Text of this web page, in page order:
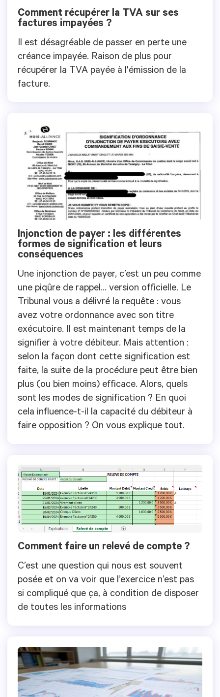
Comment récupérer la TVA sur ses
factures impayées ?
Il est désagréable de passer en perte une
créance impayée. Raison de plus pour
récupérer la TVA payée à l'émission de la
facture.
Injonction de payer : les différentes
formes de signification et leurs
conséquences
Une injonction de payer, c’est un peu comme
une piqûre de rappel… version officielle. Le
Tribunal vous a délivré la requête : vous
avez votre ordonnance avec son titre
exécutoire. Il est maintenant temps de la
signifier à votre débiteur. Mais attention :
selon la façon dont cette signification est
faite, la suite de la procédure peut être bien
plus (ou bien moins) efficace. Alors, quels
sont les modes de signification ? En quoi
cela influence-t-il la capacité du débiteur à
faire opposition ? On vous explique tout.
Comment faire un relevé de compte ?
C’est une question qui nous est souvent
posée et on va voir que l’exercice n’est pas
si compliqué que ça, à condition de disposer
de toutes les informations